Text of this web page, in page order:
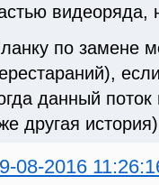
видеоряда,
по замене
данный
другая история)
08-2016